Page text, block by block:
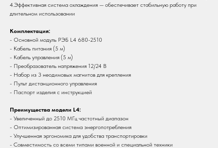
4.Эффективная система охлаждения — обеспечивает стабильную работу при
длительном использовании
Комплектация:
- Основной модуль РЭБ L4 680-2510
- Кабель питания (5 м)
- Кабель управления (5 м)
- Преобразователь напряжения 12/24 В
- Набор из 3 неодимовых магнитов для крепления
- Пульт дистанционного управления
- Паспорт изделия с инструкцией
Преимущества модели L4:
- Увеличенный до 2510 МГц частотный диапазон
- Оптимизированная система энергопотребления
- Улучшенная эргономика для удобства транспортировки
- Совместимость со всеми типами военной и специальной техники